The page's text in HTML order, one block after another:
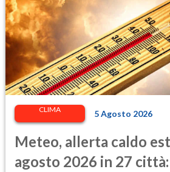
CLIMA 5 Agosto 2026
Meteo, allerta caldo
agosto 2026 in 27